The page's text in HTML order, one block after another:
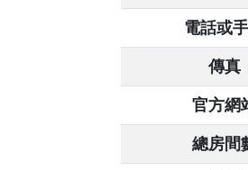
電話或
傳真
官方網
總房間